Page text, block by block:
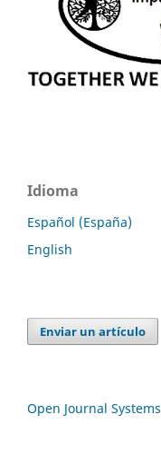
Idioma
Español (España)
English
Enviar un artículo
Open Journal Systems